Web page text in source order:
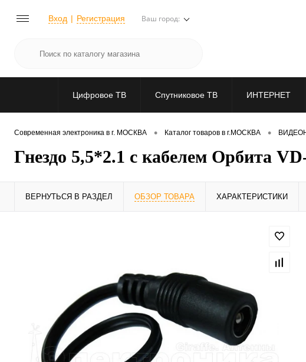
Вход Регистрация Ваш город:
Цифровое ТВ Спутниковое ТВ ИНТЕРНЕТ
Современная электроника в г. МОСКВА • Каталог товаров в г.МОСКВА •
Гнездо 5,5*2.1 с кабелем Орбита
ВЕРНУТЬСЯ В РАЗДЕЛ ОБЗОР ТОВАРА ХАРАКТЕРИСТИКИ